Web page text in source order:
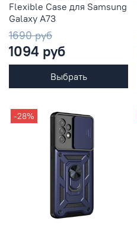
Flexible Case для Samsung
Galaxy A73
1690 руб
1094 руб
Выбрать
-28%